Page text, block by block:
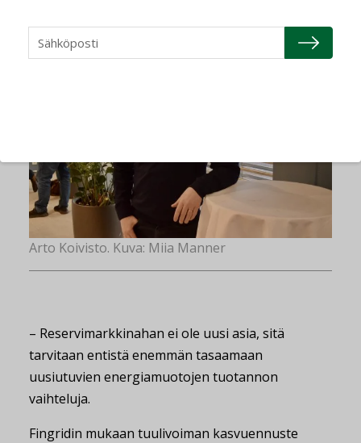
Arto Koivisto. Kuva: Miia Manner
– Reservimarkkinahan ei ole uusi asia, sitä
tarvitaan entistä enemmän tasaamaan
uusiutuvien energiamuotojen tuotannon
vaihteluja.
Fingridin mukaan tuulivoiman kasvuennuste